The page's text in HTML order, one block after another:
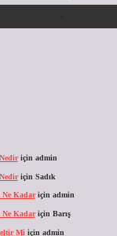
için admin
için Sadık
Ne Kadariçin admin
Ne Kadariçin Barış
Mi için admin